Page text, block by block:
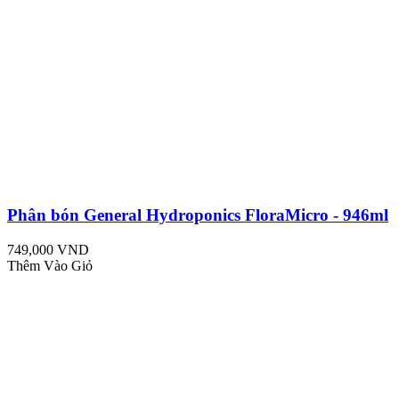
Phân bón General Hydroponics FloraMicro - 946ml
749,000 VND
Thêm Vào Giỏ